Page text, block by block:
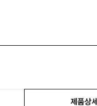
제품상세